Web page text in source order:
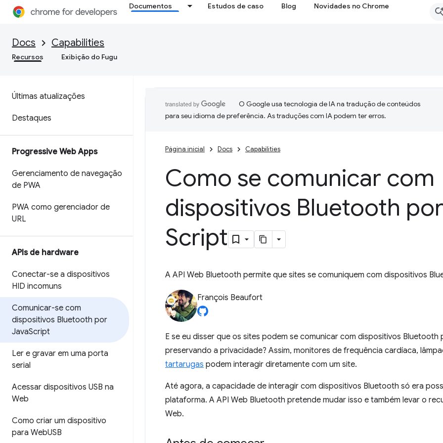
Documentos Estudos de caso Blog Novidades no Chrome
Docs Capabilities
Recursos Exibição do Fugu
Últimas atualizações
Destaques
Progressive Web Apps
Gerenciamento de navegação
de PWA
PWA como gerenciador de
URL
APIs de hardware
Conectar-se a dispositivos
HID incomuns
Comunicar-se com
dispositivos Bluetooth por
JavaScript
Ler e gravar em uma porta
serial
Acessar dispositivos USB na
Web
Como criar um dispositivo
para WebUSB
O Google usa tecnologia de IA na tradução de conteúdos
para seu idioma de preferência. As traduções com IA podem ter erros.
Página inicial Docs Capabilities
Como se comunicar com
dispositivos Bluetooth
Script
A API Web Bluetooth permite que sites se comuniquem com dispositivos
François Beaufort
E se eu disser que os sites podem se comunicar com dispositivos
preservando a privacidade? Assim, monitores de frequência cardíaca,
tartarugas podem interagir diretamente com um site.
Até agora, a capacidade de interagir com dispositivos Bluetooth só era
plataforma. A API Web Bluetooth pretende mudar isso e também levar o
Web.